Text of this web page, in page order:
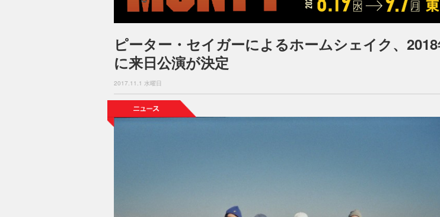
ピーター・セイガーによるホームシェイク、2018
に来日公演が決定
2017.11.1 水曜日